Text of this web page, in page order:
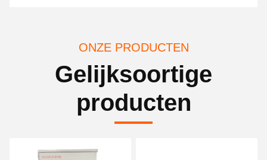
ONZE PRODUCTEN
Gelijksoortige
producten